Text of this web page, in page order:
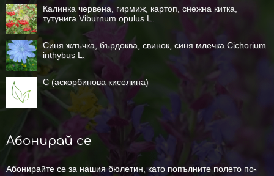
Калинка червена, гирмиж, картоп, снежна китка,
тутунига Viburnum opulus L.
Синя жлъчка, бърдоква, свинок, синя млечка Cichorium
inthybus L.
C (аскорбинова киселина)
Абонирай се
Абонирайте се за нашия бюлетин, като попълните полето по-